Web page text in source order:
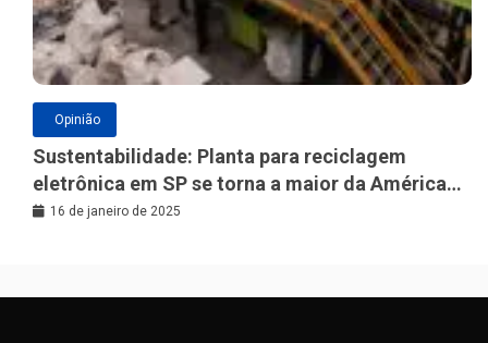
Opinião
Sustentabilidade: Planta para reciclagem
eletrônica em SP se torna a maior da América
Latina
16 de janeiro de 2025